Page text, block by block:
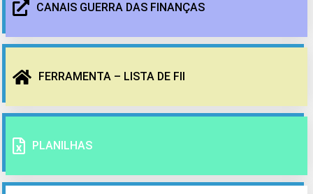
CANAIS GUERRA DAS FINANÇAS
FERRAMENTA – LISTA DE FII
PLANILHAS